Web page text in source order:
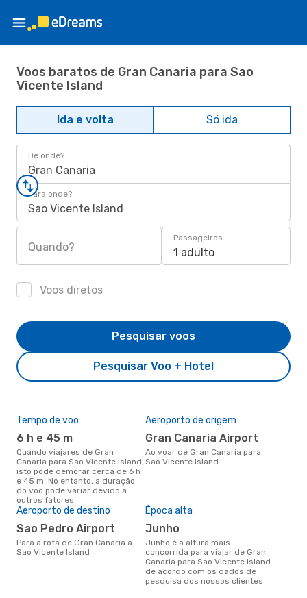
Voos baratos de Gran Canaria para Sao
Vicente Island
Ida e volta Só ida
De onde?
Gran Canaria
Para onde?
Sao Vicente Island
Quando?
Passageiros
1 adulto
Voos diretos
Pesquisar Voo + Hotel
Pesquisar voos
Tempo de voo
6 h e 45 m
Quando viajares de Gran
Canaria para Sao Vicente Island,
isto pode demorar cerca de 6 h
e 45 m. No entanto, a duração
do voo pode variar devido a
outros fatores
Aeroporto de origem
Gran Canaria Airport
Ao voar de Gran Canaria para
Sao Vicente Island
Aeroporto de destino
Sao Pedro Airport
Para a rota de Gran Canaria a
Sao Vicente Island
Época alta
junho
junho é a altura mais
concorrida para viajar de Gran
Canaria para Sao Vicente Island
de acordo com os dados de
pesquisa dos nossos clientes